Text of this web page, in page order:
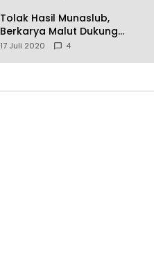
Tolak Hasil Munaslub,
Berkarya Malut Dukung
Tommy Soeharto
17 Juli 2020 4